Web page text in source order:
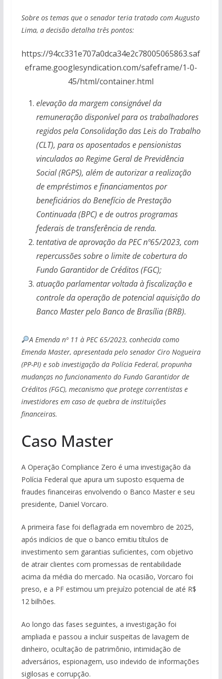
Sobre os temas que o senador teria tratado com Augusto
Lima, a decisão detalha três pontos:
https://94cc331e707a0dca34e2c78005065863.saf
eframe.googlesyndication.com/safeframe/1-0-
45/html/container.html
elevação da margem consignável da
remuneração disponível para os trabalhadores
regidos pela Consolidação das Leis do Trabalho
(CLT), para os aposentados e pensionistas
vinculados ao Regime Geral de Previdência
Social (RGPS), além de autorizar a realização
de empréstimos e financiamentos por
beneficiários do Benefício de Prestação
Continuada (BPC) e de outros programas
federais de transferência de renda.
tentativa de aprovação da PEC nº65/2023, com
repercussões sobre o limite de cobertura do
Fundo Garantidor de Créditos (FGC);
atuação parlamentar voltada à fiscalização e
controle da operação de potencial aquisição do
Banco Master pelo Banco de Brasília (BRB).
A Emenda nº 11 à PEC 65/2023, conhecida como
Emenda Master, apresentada pelo senador Ciro Nogueira
(PP-PI) e sob investigação da Polícia Federal, propunha
mudanças no funcionamento do Fundo Garantidor de
Créditos (FGC), mecanismo que protege correntistas e
investidores em caso de quebra de instituições
financeiras.
Caso Master
A Operação Compliance Zero é uma investigação da
Polícia Federal que apura um suposto esquema de
fraudes financeiras envolvendo o Banco Master e seu
presidente, Daniel Vorcaro.
A primeira fase foi deflagrada em novembro de 2025,
após indícios de que o banco emitiu títulos de
investimento sem garantias suficientes, com objetivo
de atrair clientes com promessas de rentabilidade
acima da média do mercado. Na ocasião, Vorcaro foi
preso, e a PF estimou um prejuízo potencial de até R$
12 bilhões.
Ao longo das fases seguintes, a investigação foi
ampliada e passou a incluir suspeitas de lavagem de
dinheiro, ocultação de patrimônio, intimidação de
adversários, espionagem, uso indevido de informações
sigilosas e corrupção.